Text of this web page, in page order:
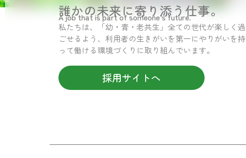
誰かの未来に寄り添う仕事。
A job that is part of someone’s future.
私たちは、「幼・青・老共生」全ての世代が楽しく過
ごせるよう、利用者の生きがいを第一にやりがいを持
って働ける環境づくりに取り組んでいます。
採用サイトへ